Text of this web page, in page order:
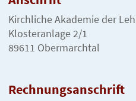
Kirchliche Akademie der
Klosteranlage 2/1
89611 Obermarchtal
Rechnungsanschrift